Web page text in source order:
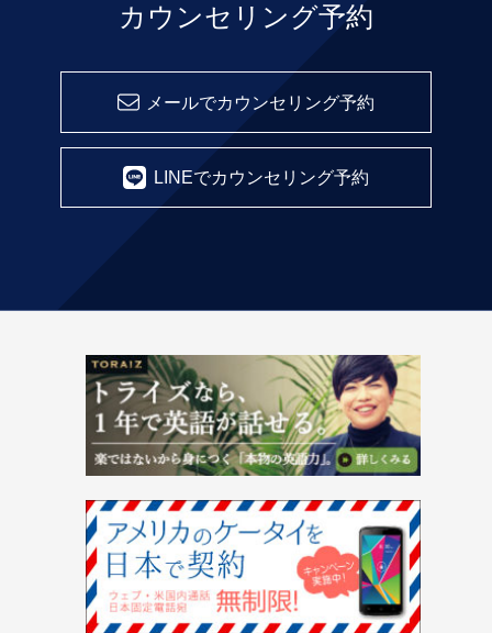
カウンセリング予約
メールでカウンセリング予約
LINEでカウンセリング予約